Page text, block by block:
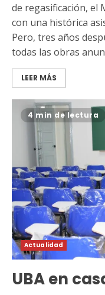
de regasificación, el
con una histórica
Pero, tres años
todas las obras
LEER MÁS
4 min de lectura
Actualidad
UBA en